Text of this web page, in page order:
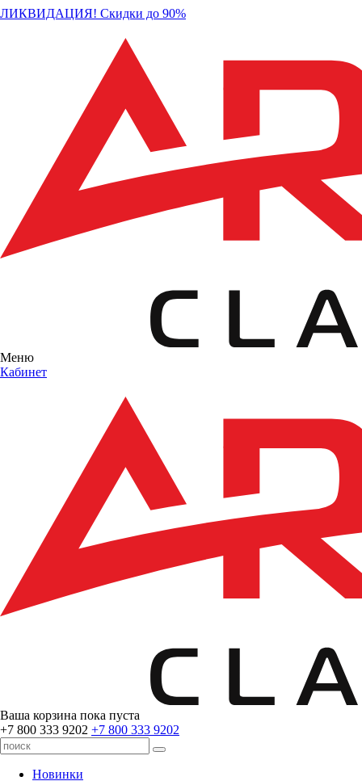
ЛИКВИДАЦИЯ! Скидки до 90%
Меню
Кабинет
Ваша корзина пока пуста
+7 800 333 9202 +7 800 333 9202
Новинки